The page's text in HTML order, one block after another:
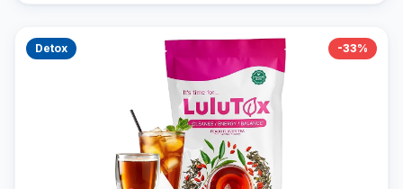
Detox -33%